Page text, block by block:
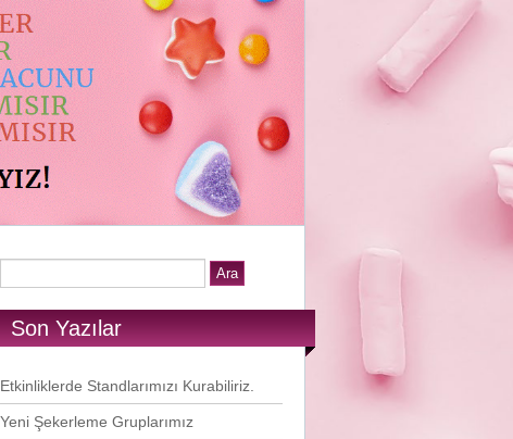
Son Yazılar
Etkinliklerde Standlarımızı Kurabiliriz.
Yeni Şekerleme Gruplarımız